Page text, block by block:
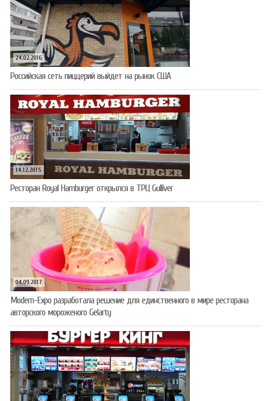
24.02.2016
Российская сеть пиццерий выйдет на рынок США
14.12.2015
Ресторан Royal Hamburger открылся в ТРЦ Gulliver
04.09.2017
Modern-Expo разработала решение для единственного в мире ресторана
авторского мороженого Gelarty